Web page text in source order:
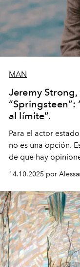
MAN
Jeremy Strong,
al límite”.
Para el actor
no es una opción.
de que hay
demasiado en
pérdida de
14.10.2025 por